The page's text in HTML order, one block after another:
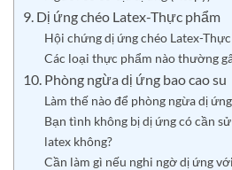
9. Dị ứng chéo Latex-Thực phẩm
Hội chứng dị ứng chéo Latex-
Các loại thực phẩm nào thường
10. Phòng ngừa dị ứng bao cao su
Làm thế nào để phòng ngừa dị
Bạn tình không bị dị ứng có cần
latex không?
Cần làm gì nếu nghi ngờ dị ứng